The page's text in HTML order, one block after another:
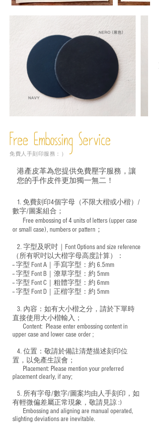
Free Embossing Service
免費人手刻印服務：）
港產皮革為您提供免費壓字服務，讓
您的手作皮件更加獨一無二！
1. 免費刻印4個字母（不限大楷或小楷）/
數字/圖案組合；
Free embossing of 4 units of letters (upper case
or small case), numbers or pattern；
2. 字型及呎吋｜ Font Options and size reference
（所有呎吋以大楷字母高度計算）：
-- 字型 Font A｜手寫字型：約 6.5mm
-- 字型 Font B｜潦草字型： 約 5mm
-- 字型 Font C｜粗體字型：約 6mm
-- 字型 Font D｜正楷字型： 約 5mm
3. 內容：如有大小楷之分，請於下單時
直接使用大小楷輸入；
​ Content: Please enter embossing content in
upper case and lower case order ;
4. 位置：敬請於備註清楚描述刻印位
置，以免產生誤會；
​ Placement: Please mention your preferred
placement clearly, if any;
5. 所有字母/數字/圖案均由人手刻印，如
有輕微偏差屬正常現象，敬請見諒 :)
​ Embossing and aligning are manual operated,
slighting deviations are inevitable.